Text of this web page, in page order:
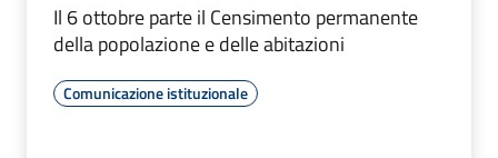
Il 6 ottobre parte il Censimento permanente
della popolazione e delle abitazioni
Comunicazione istituzionale